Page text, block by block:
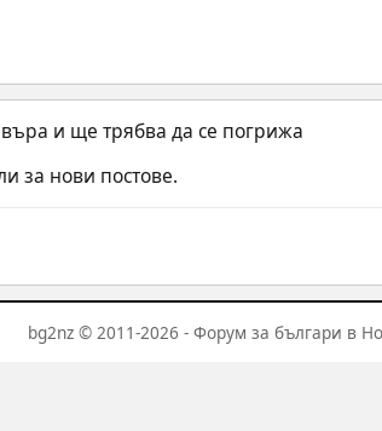
и ще трябва да се погрижа
за нови постове.
bg2nz © 2011-2026 - Форум за българи в